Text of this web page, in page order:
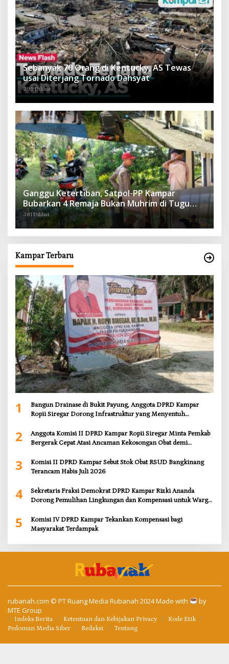
Sebanyak 70 Orang di Kentucky, AS Tewas
usai Diterjang Tornado Dahsyat
395 Dilihat
Ganggu Ketertiban, Satpol-PP Kampar
Bubarkan 4 Remaja Bukan Muhrim di Tugu
Batu Hitam dan Tigo Tungku Sajoangan
381 Dilihat
Kampar Terbaru
1
Bangun Drainase di Bukit Payung, Anggota DPRD Kampar
Ropii Siregar Dorong Infrastruktur yang Menyentuh
2
Anggota Komisi II DPRD Kampar Ropii Siregar Minta Pemkab
Bergerak Cepat Atasi Ancaman Kekosongan Obat demi
3
Komisi II DPRD Kampar Sebut Stok Obat RSUD Bangkinang
Terancam Habis Juli 2026
4
Sekretaris Fraksi Demokrat DPRD Kampar Rizki Ananda
Dorong Pemulihan Lingkungan dan Kompensasi untuk Warga
5
Komisi IV DPRD Kampar Tekankan Kompensasi bagi
Masyarakat Terdampak
rubanah.com © PT Ruang Media Rubanah 2024 Made with
by
MTE Group
Indeks Berita Ketentuan dan Kebijakan Privacy
Kode Etik
Pedoman Media Siber
Redaksi Tentang